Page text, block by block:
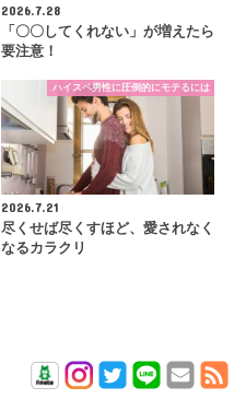
2026.7.28
「〇〇してくれない」が増えたら
要注意！
ハイスペ男性に圧倒的にモテるには
2026.7.21
尽くせば尽くすほど、愛されなく
なるカラクリ